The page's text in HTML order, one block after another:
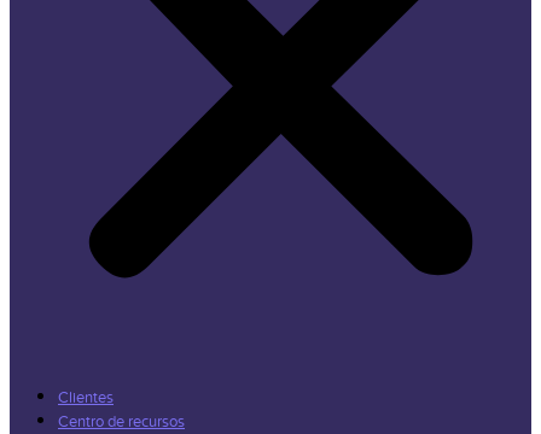
Clientes
Centro de recursos